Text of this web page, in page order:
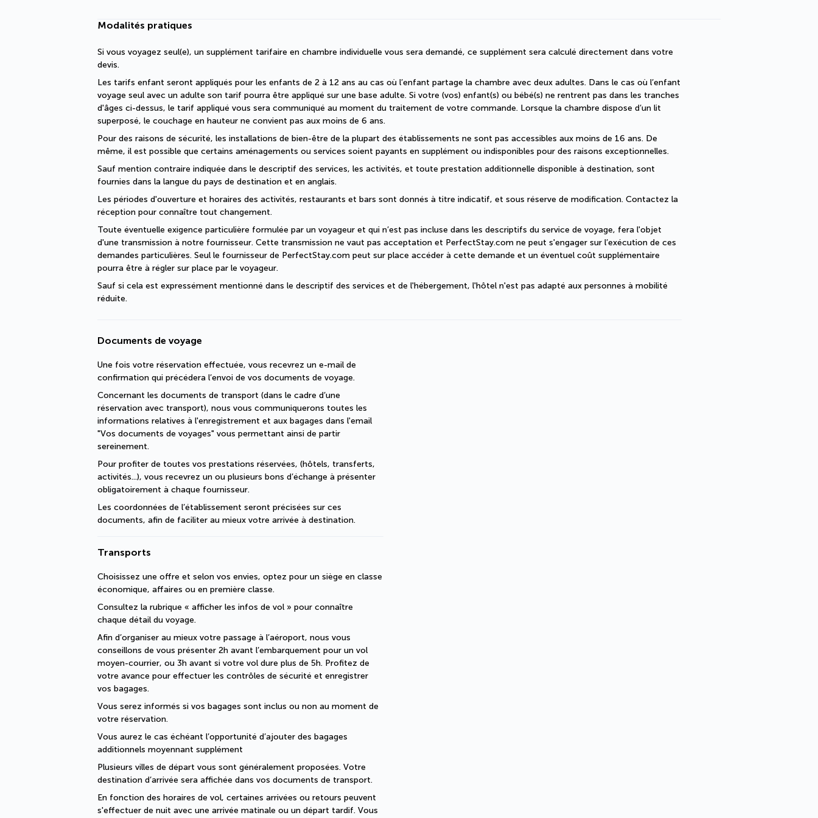
Modalités pratiques
Si vous voyagez seul(e), un supplément tarifaire en chambre individuelle vous sera demandé, ce supplément sera calculé directement dans votre
devis.
Les tarifs enfant seront appliqués pour les enfants de 2 à 12 ans au cas où l’enfant partage la chambre avec deux adultes. Dans le cas où l’enfant
voyage seul avec un adulte son tarif pourra être appliqué sur une base adulte. Si votre (vos) enfant(s) ou bébé(s) ne rentrent pas dans les tranches
d'âges ci-dessus, le tarif appliqué vous sera communiqué au moment du traitement de votre commande. Lorsque la chambre dispose d’un lit
superposé, le couchage en hauteur ne convient pas aux moins de 6 ans.
Pour des raisons de sécurité, les installations de bien-être de la plupart des établissements ne sont pas accessibles aux moins de 16 ans. De
même, il est possible que certains aménagements ou services soient payants en supplément ou indisponibles pour des raisons exceptionnelles.
Sauf mention contraire indiquée dans le descriptif des services, les activités, et toute prestation additionnelle disponible à destination, sont
fournies dans la langue du pays de destination et en anglais.
Les périodes d'ouverture et horaires des activités, restaurants et bars sont donnés à titre indicatif, et sous réserve de modification. Contactez la
réception pour connaître tout changement.
Toute éventuelle exigence particulière formulée par un voyageur et qui n’est pas incluse dans les descriptifs du service de voyage, fera l'objet
d'une transmission à notre fournisseur. Cette transmission ne vaut pas acceptation et PerfectStay.com ne peut s'engager sur l’exécution de ces
demandes particulières. Seul le fournisseur de PerfectStay.com peut sur place accéder à cette demande et un éventuel coût supplémentaire
pourra être à régler sur place par le voyageur.
Sauf si cela est expressément mentionné dans le descriptif des services et de l'hébergement, l'hôtel n'est pas adapté aux personnes à mobilité
réduite.
Documents de voyage
Une fois votre réservation effectuée, vous recevrez un e-mail de
confirmation qui précédera l’envoi de vos documents de voyage.
Concernant les documents de transport (dans le cadre d’une
réservation avec transport), nous vous communiquerons toutes les
informations relatives à l'enregistrement et aux bagages dans l'email
"Vos documents de voyages" vous permettant ainsi de partir
sereinement.
Pour profiter de toutes vos prestations réservées, (hôtels, transferts,
activités...), vous recevrez un ou plusieurs bons d’échange à présenter
obligatoirement à chaque fournisseur.
Les coordonnées de l’établissement seront précisées sur ces
documents, afin de faciliter au mieux votre arrivée à destination.
Transports
Choisissez une offre et selon vos envies, optez pour un siège en classe
économique, affaires ou en première classe.
Consultez la rubrique « afficher les infos de vol » pour connaître
chaque détail du voyage.
Afin d’organiser au mieux votre passage à l’aéroport, nous vous
conseillons de vous présenter 2h avant l’embarquement pour un vol
moyen-courrier, ou 3h avant si votre vol dure plus de 5h. Profitez de
votre avance pour effectuer les contrôles de sécurité et enregistrer
vos bagages.
Vous serez informés si vos bagages sont inclus ou non au moment de
votre réservation.
Vous aurez le cas échéant l’opportunité d’ajouter des bagages
additionnels moyennant supplément
Plusieurs villes de départ vous sont généralement proposées. Votre
destination d’arrivée sera affichée dans vos documents de transport.
En fonction des horaires de vol, certaines arrivées ou retours peuvent
s'effectuer de nuit avec une arrivée matinale ou un départ tardif. Vous